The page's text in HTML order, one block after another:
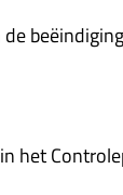
het